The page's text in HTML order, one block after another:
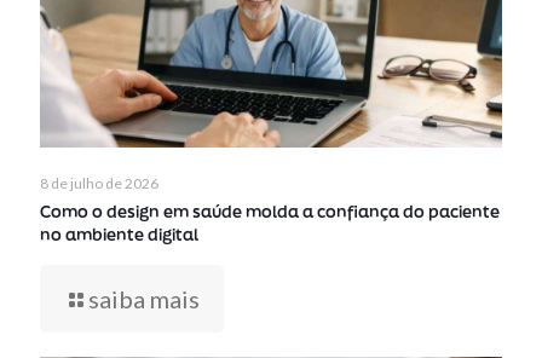
8 de julho de 2026
Como o design em saúde molda a confiança do paciente
no ambiente digital
saiba mais